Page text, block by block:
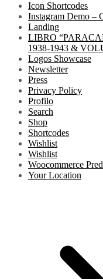
Icon Shortcodes
Instagram Demo –
Landing
LIBRO
1938-1943 &
Logos Showcase
Newsletter
Press
Privacy Policy
Profilo
Search
Shop
Shortcodes
Wishlist
Wishlist
Woocommerce
Your Location